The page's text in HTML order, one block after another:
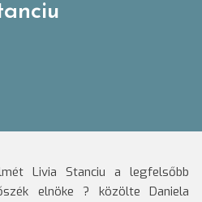
Livia Stanciu a legfelsőbb
elnöke ? közölte Daniela